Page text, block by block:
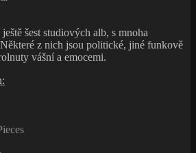
šest studiových alb, s mnoha
z nich jsou politické, jiné funkově
vášní a emocemi.